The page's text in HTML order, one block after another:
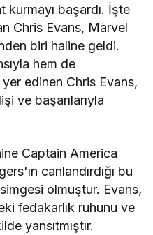
başardı. İşte
Chris Evans, Marvel
biri haline geldi.
hem de
edinen Chris Evans,
ve başarılarıyla
Captain America
canlandırdığı bu
olmuştur. Evans,
fedakarlık ruhunu ve
yansıtmıştır.